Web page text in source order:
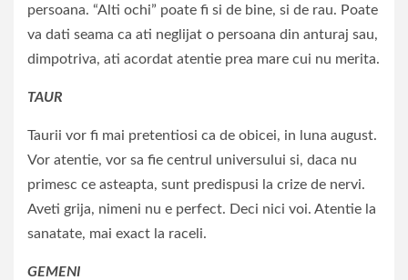
persoana. “Alti ochi” poate fi si de bine, si de rau. Poate
va dati seama ca ati neglijat o persoana din anturaj sau,
dimpotriva, ati acordat atentie prea mare cui nu merita.
TAUR
Taurii vor fi mai pretentiosi ca de obicei, in luna august.
Vor atentie, vor sa fie centrul universului si, daca nu
primesc ce asteapta, sunt predispusi la crize de nervi.
Aveti grija, nimeni nu e perfect. Deci nici voi. Atentie la
sanatate, mai exact la raceli.
GEMENI